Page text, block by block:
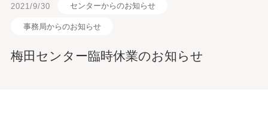
2021/9/30 センターからのお知らせ
事務局からのお知らせ
梅田センター臨時休業のお知らせ